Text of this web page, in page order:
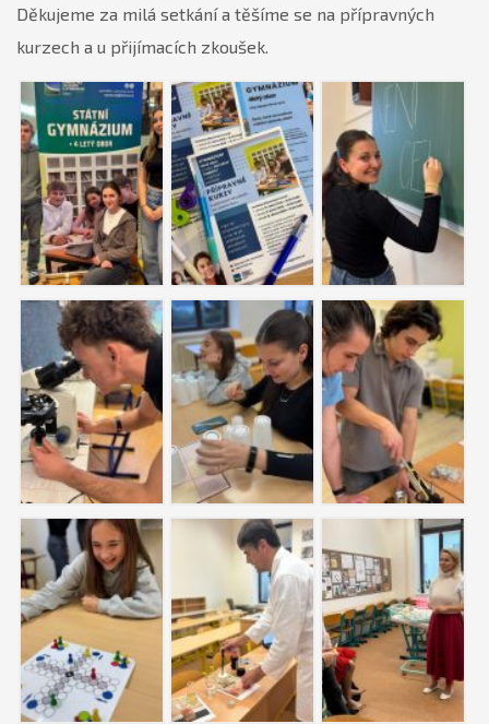
Děkujeme za milá setkání a těšíme se na přípravných
kurzech a u přijímacích zkoušek.